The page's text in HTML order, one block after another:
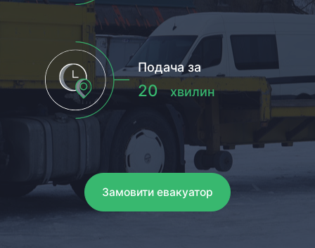
Подача за
20 хвилин
Замовити евакуатор